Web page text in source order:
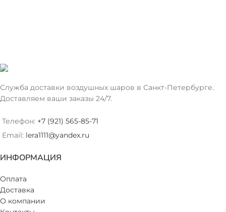
Служба доставки воздушных шаров в Санкт-Петербурге.
Доставляем ваши заказы 24/7.
Телефон: +7 (921) 565-85-71
Email: lera1111@yandex.ru
ИНФОРМАЦИЯ
Оплата
Доставка
О компании